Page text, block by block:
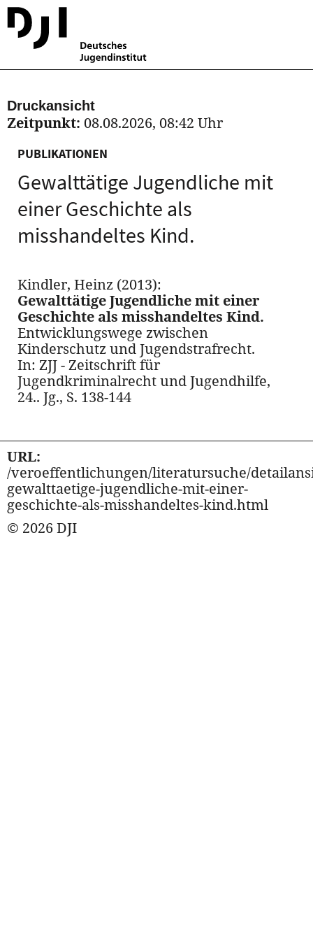
Druckansicht
Zeitpunkt: 08.08.2026, 08:42 Uhr
PUBLIKATIONEN
Gewalttätige Jugendliche mit
einer Geschichte als
misshandeltes Kind.
Kindler, Heinz (2013):
Gewalttätige Jugendliche mit einer
Geschichte als misshandeltes Kind.
Entwicklungswege zwischen
Kinderschutz und Jugendstrafrecht.
In: ZJJ - Zeitschrift für
Jugendkriminalrecht und Jugendhilfe,
24.. Jg., S. 138-144
URL:
/veroeffentlichungen/literatursuche/
gewalttaetige-jugendliche-mit-einer-
geschichte-als-misshandeltes-kind.html
© 2026 DJI